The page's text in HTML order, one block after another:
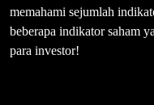
memahami sejumlah
beberapa indikator saham
para investor!